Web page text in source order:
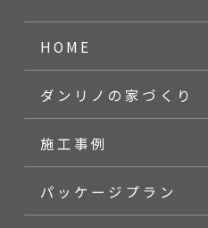
HOME
ダンリノの家づくり
施工事例
パッケージプラン